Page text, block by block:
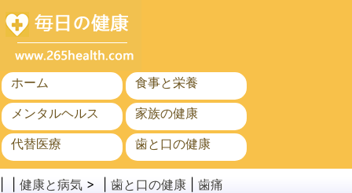
ホーム
食事と栄養
メンタルヘルス
家族の健康
代替医療
歯と口の健康
がん
公衆衛生
健康と病気 > | 歯と口の健康 歯痛